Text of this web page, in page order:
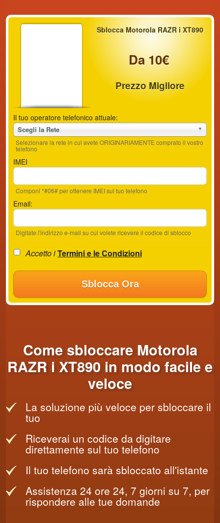
Sblocca Motorola RAZR i XT890
Da 10€
Prezzo Migliore
Il tuo operatore telefonico attuale:
Scegli la Rete
Selezionare la rete in cui avete ORIGINARIAMENTE comprato il vostro
telefono
IMEI
Componi *#06# per ottenere IMEI sul tuo telefono
Email:
Digitate l'indirizzo e-mail su cui volete ricevere il codice di sblocco
Accetto iTermini e le Condizioni
Sblocca Ora
Come sbloccare Motorola
RAZR i XT890 in modo facile e
veloce
La soluzione più veloce per sbloccare il
tuo
Riceverai un codice da digitare
direttamente sul tuo telefono
Il tuo telefono sarà sbloccato all'istante
Assistenza 24 ore 24, 7 giorni su 7, per
rispondere alle tue domande